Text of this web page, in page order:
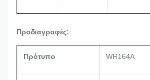
Προδιαγραφές:
Πρότυπο WR164A